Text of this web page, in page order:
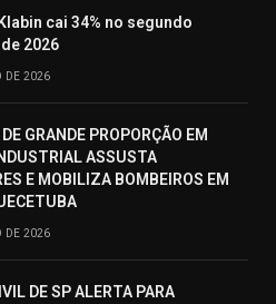
cai 34% no segundo
2026
DE 2026
DE GRANDE PROPORÇÃO EM
ASSUSTA
E MOBILIZA BOMBEIROS EM
DE 2026
DE SP ALERTA PARA